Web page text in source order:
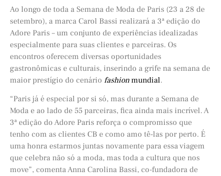
Ao longo de toda a Semana de Moda de Paris (23 a 28 de
setembro), a marca Carol Bassi realizará a 3ª edição do
Adore Paris – um conjunto de experiências idealizadas
especialmente para suas clientes e parceiras. Os
encontros oferecem diversas oportunidades
gastronômicas e culturais, inserindo a grife na semana de
maior prestígio do cenário fashionmundial.
“Paris já é especial por si só, mas durante a Semana de
Moda e ao lado de 55 parceiras, fica ainda mais incrível. A
3ª edição do Adore Paris reforça o compromisso que
tenho com as clientes CB e como amo tê-las por perto. É
uma honra estarmos juntas novamente para essa viagem
que celebra não só a moda, mas toda a cultura que nos
move”, comenta Anna Carolina Bassi, co-fundadora de